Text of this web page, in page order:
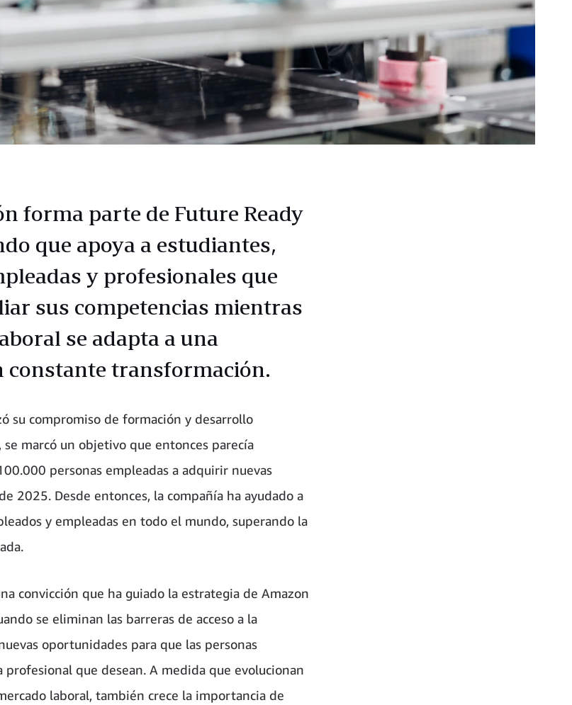
forma parte de Future Ready
que apoya a estudiantes,
y profesionales que
sus competencias mientras
se adapta a una
constante transformación.
su compromiso de formación y desarrollo
marcó un objetivo que entonces parecía
personas empleadas a adquirir nuevas
2025. Desde entonces, la compañía ha ayudado a
y empleadas en todo el mundo, superando la
convicción que ha guiado la estrategia de Amazon
se eliminan las barreras de acceso a la
oportunidades para que las personas
profesional que desean. A medida que evolucionan
laboral, también crece la importancia de